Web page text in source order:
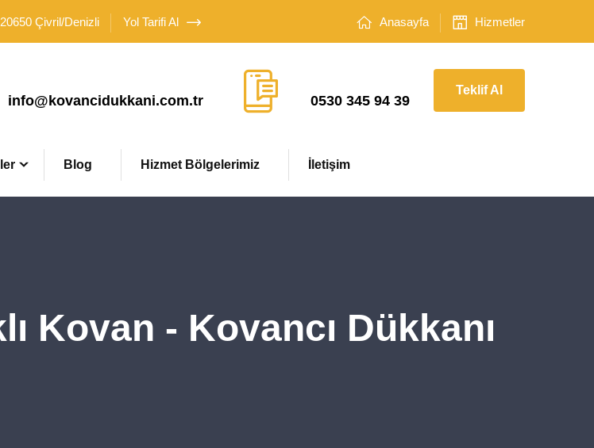
Çivril/Denizli Yol Tarifi Al Anasayfa Hizmetler
info@kovancidukkani.com.tr 0530 345 94 39
Teklif Al
Blog Hizmet Bölgelerimiz İletişim
Kovan - Kovancı Dükkanı